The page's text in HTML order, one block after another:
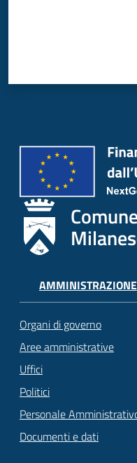
AMMINISTRAZIONE
Organi di governo
Aree amministrative
Uffici
Politici
Personale
Documenti e dati